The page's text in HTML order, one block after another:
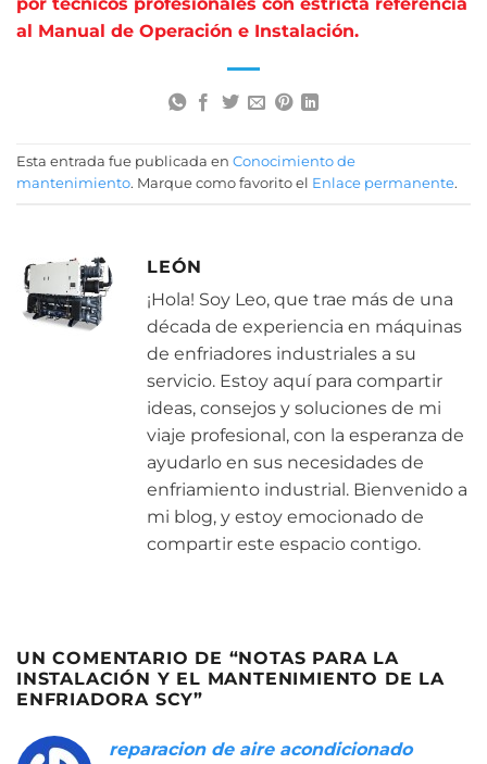
al Manual de Operación e Instalación.
Esta entrada fue publicada en Conocimiento de
mantenimiento. Marque como favorito el Enlace permanente.
LEÓN
¡Hola! Soy Leo, que trae más de una
década de experiencia en máquinas
de enfriadores industriales a su
servicio. Estoy aquí para compartir
ideas, consejos y soluciones de mi
viaje profesional, con la esperanza de
ayudarlo en sus necesidades de
enfriamiento industrial. Bienvenido a
mi blog, y estoy emocionado de
compartir este espacio contigo.
UN COMENTARIO DE “NOTAS PARA LA
INSTALACIÓN Y EL MANTENIMIENTO DE LA
ENFRIADORA SCY”
reparacion de aire acondicionado